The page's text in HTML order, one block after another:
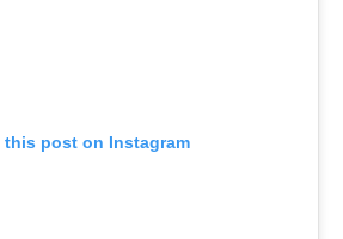
this post on Instagram